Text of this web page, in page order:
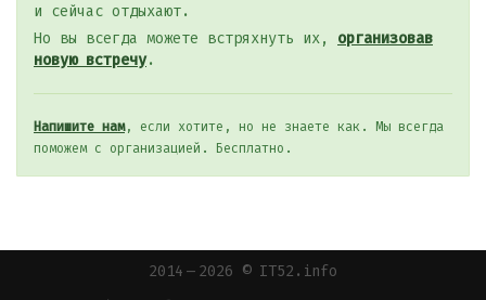
и сейчас отдыхают.
Но вы всегда можете встряхнуть их, организовав
новую встречу.
Напишите нам, если хотите, но не знаете как. Мы всегда
поможем с организацией. Бесплатно.
2014 — 2026 © IT52.info